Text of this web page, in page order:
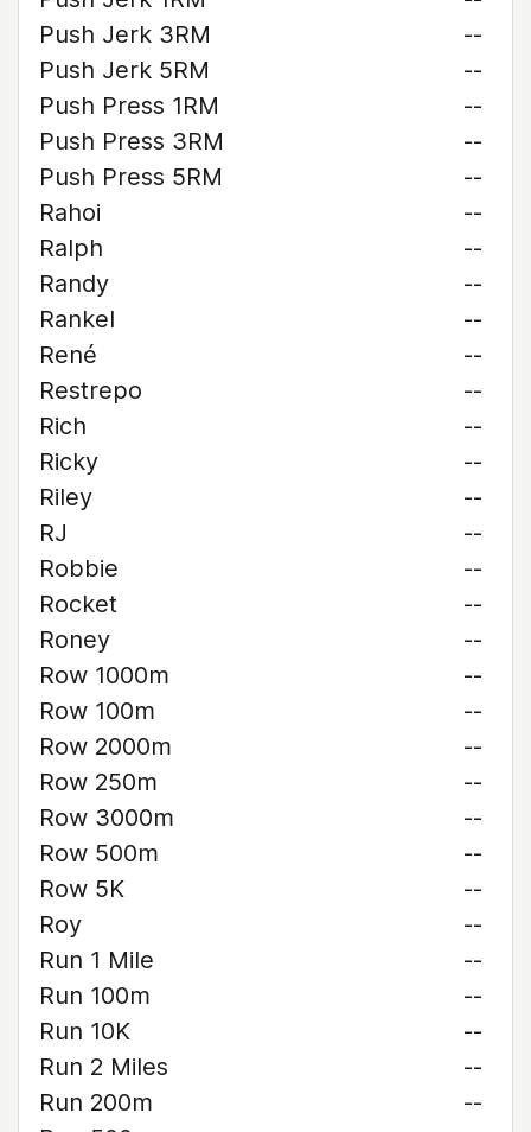
Push Jerk 3RM
--
Push Jerk 5RM
--
Push Press 1RM
--
Push Press 3RM
--
Push Press 5RM
--
Rahoi
--
Ralph
--
Randy
--
Rankel
--
René
--
Restrepo
--
Rich
--
Ricky
--
Riley
--
RJ
--
Robbie
--
Rocket
--
Roney
--
Row 1000m
--
Row 100m
--
Row 2000m
--
Row 250m
--
Row 3000m
--
Row 500m
--
Row 5K
--
Roy
--
Run 1 Mile
--
Run 100m
--
Run 10K
--
Run 2 Miles
--
Run 200m
--